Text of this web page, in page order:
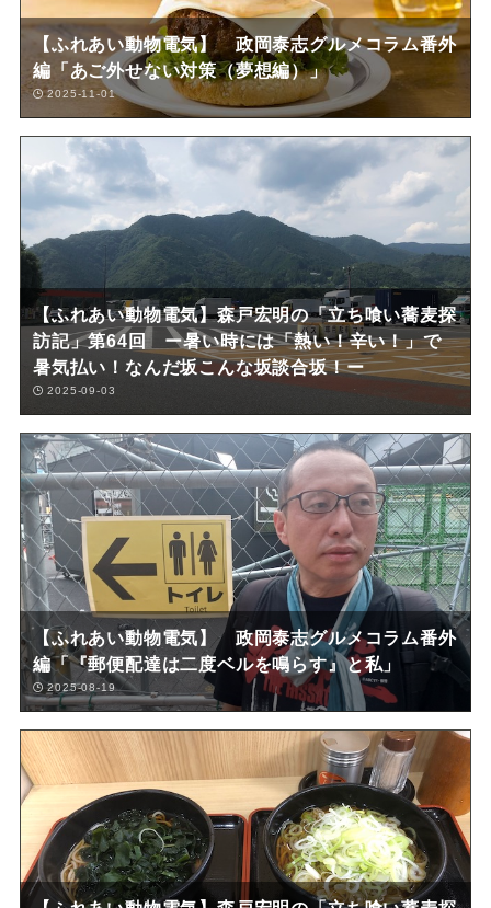
【ふれあい動物電気】 政岡泰志グルメコラム番外
編「あご外せない対策（夢想編）」
2025-11-01
【ふれあい動物電気】森戸宏明の「立ち喰い蕎麦探
訪記」第64回 ー暑い時には「熱い！辛い！」で
暑気払い！なんだ坂こんな坂談合坂！ー
2025-09-03
【ふれあい動物電気】 政岡泰志グルメコラム番外
編「『郵便配達は二度ベルを鳴らす』と私」
2025-08-19